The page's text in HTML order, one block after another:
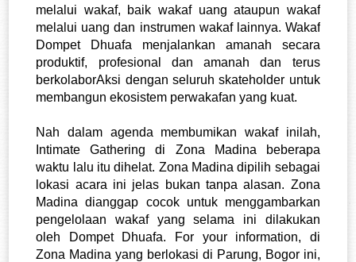
melalui wakaf, baik wakaf uang ataupun wakaf
melalui uang dan instrumen wakaf lainnya. Wakaf
Dompet Dhuafa menjalankan amanah secara
produktif, profesional dan amanah dan terus
berkolaborAksi dengan seluruh skateholder untuk
membangun ekosistem perwakafan yang kuat.
Nah dalam agenda membumikan wakaf inilah,
Intimate Gathering di Zona Madina beberapa
waktu lalu itu dihelat. Zona Madina dipilih sebagai
lokasi acara ini jelas bukan tanpa alasan. Zona
Madina dianggap cocok untuk menggambarkan
pengelolaan wakaf yang selama ini dilakukan
oleh Dompet Dhuafa. For your information, di
Zona Madina yang berlokasi di Parung, Bogor ini,